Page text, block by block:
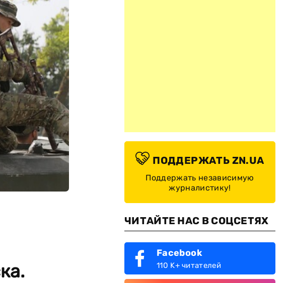
ПОДДЕРЖАТЬ ZN.UA
Поддержать независимую
журналистику!
ЧИТАЙТЕ НАС В СОЦСЕТЯХ
Facebook
110 K+ читателей